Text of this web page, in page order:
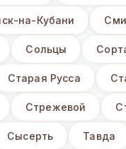
на-Кубани
Сольцы
Старая Русса
Стрежевой
Сысерть Тавда